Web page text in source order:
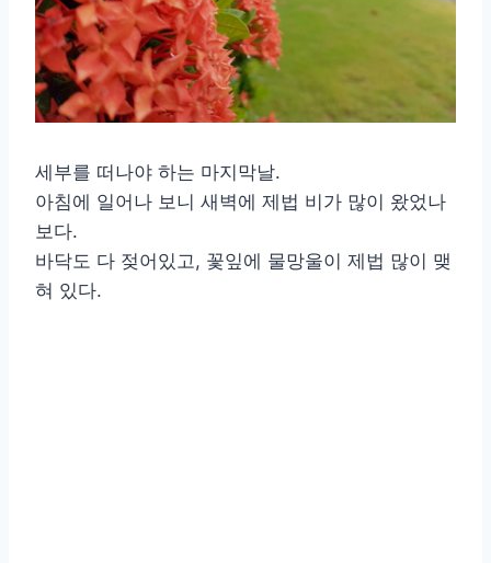
세부를 떠나야 하는 마지막날.
아침에 일어나 보니 새벽에 제법 비가 많이 왔었나
보다.
바닥도 다 젖어있고, 꽃잎에 물망울이 제법 많이 맺
혀 있다.